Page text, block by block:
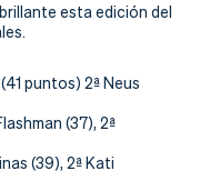
esta edición del
puntos) 2ª Neus
(37), 2ª
(39), 2ª Kati